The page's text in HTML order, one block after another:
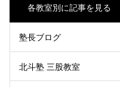
各教室別に記事を見る
塾長ブログ
北斗塾 三股教室